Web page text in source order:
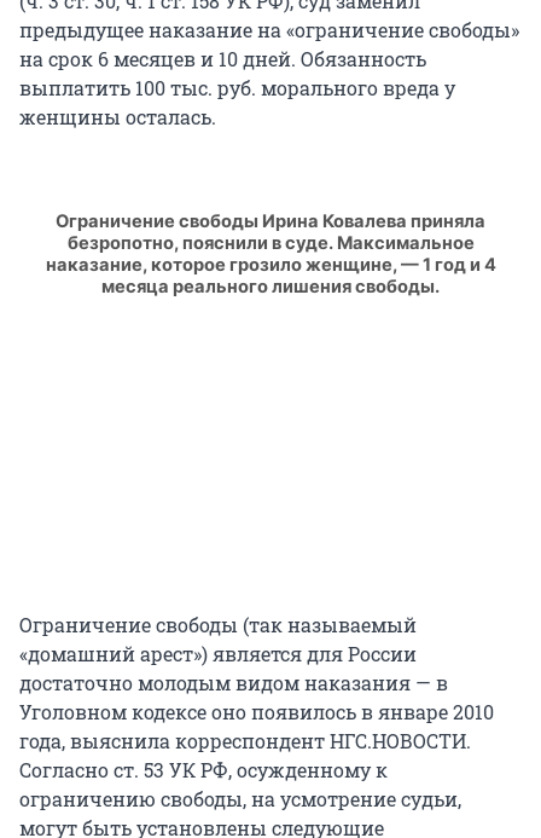
предыдущее наказание на «ограничение свободы»
на срок 6 месяцев и 10 дней. Обязанность
выплатить 100 тыс. руб. морального вреда у
женщины осталась.
Ограничение свободы Ирина Ковалева приняла
безропотно, пояснили в суде. Максимальное
наказание, которое грозило женщине, — 1 год и 4
месяца реального лишения свободы.
Ограничение свободы (так называемый
«домашний арест») является для России
достаточно молодым видом наказания — в
Уголовном кодексе оно появилось в январе 2010
года, выяснила корреспондент НГС.НОВОСТИ.
Согласно ст. 53 УК РФ, осужденному к
ограничению свободы, на усмотрение судьи,
могут быть установлены следующие